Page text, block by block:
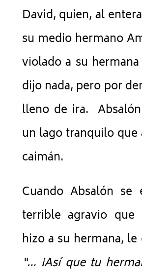
David, quien, al
su medio hermano
violado a su
dijo nada, pero por
lleno de ira.
un lago tranquilo que
caimán.
Cuando Absalón se
terrible agravio que
hizo a su hermana, le
“… ¡Así que tu